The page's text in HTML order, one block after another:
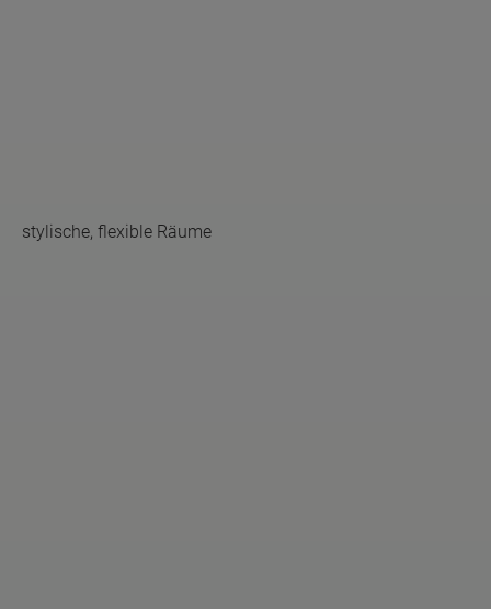
stylische, flexible Räume